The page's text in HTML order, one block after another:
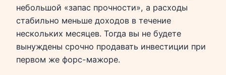
небольшой «запас прочности», а расходы
стабильно меньше доходов в течение
нескольких месяцев. Тогда вы не будете
вынуждены срочно продавать инвестиции при
первом же форс-мажоре.